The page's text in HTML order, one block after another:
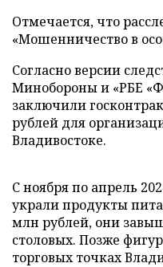
Отмечается, что
«Мошенничество в
Согласно версии
Минобороны и «РБЕ
заключили
рублей для
Владивостоке.
С ноября по апрель
украли продукты
млн рублей, они
столовых. Позже
торговых точках